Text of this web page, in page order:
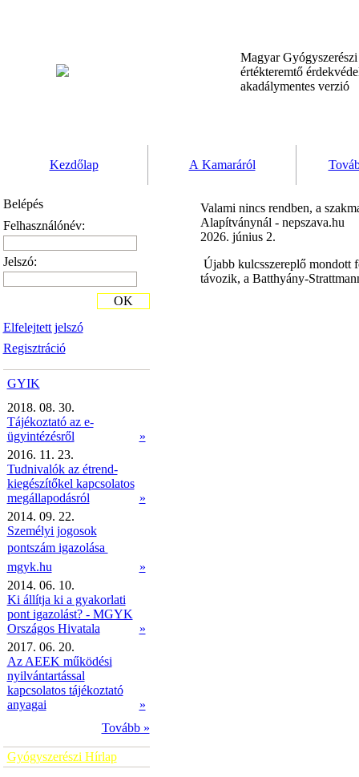
Magyar
értékteremtő
akadálymentes verzió
Kezdőlap A Kamaráról
Belépés
Felhasználónév:
Jelszó:
Elfelejtett jelszó
Regisztráció
OK
GYIK
2018. 08. 30.
Tájékoztató az e-
ügyintézésről
»
2016. 11. 23.
Tudnivalók az étrend-
kiegészítőkel kapcsolatos
megállapodásról
»
2014. 09. 22.
Személyi jogosok
pontszám igazolása 
mgyk.hu
»
2014. 06. 10.
Ki állítja ki a gyakorlati
pont igazolást? - MGYK
Országos Hivatala
»
2017. 06. 20.
Az AEEK működési
nyilvántartással
kapcsolatos tájékoztató
anyagai
»
Tovább »
Gyógyszerészi Hírlap
Valami nincs rendben, a
Alapítványnál - nepszava.hu
2026. június 2.
Újabb kulcsszereplő mondott
távozik, a Batthyány-